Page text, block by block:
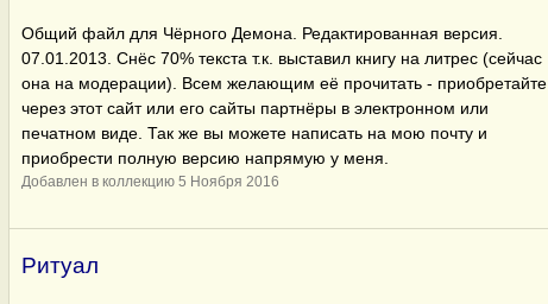
Общий файл для Чёрного Демона. Редактированная версия.
07.01.2013. Снёс 70% текста т.к. выставил книгу на литрес (сейчас
она на модерации). Всем желающим её прочитать - приобретайте
через этот сайт или его сайты партнёры в электронном или
печатном виде. Так же вы можете написать на мою почту и
приобрести полную версию напрямую у меня.
Добавлен в коллекцию 5 Ноября 2016
Ритуал